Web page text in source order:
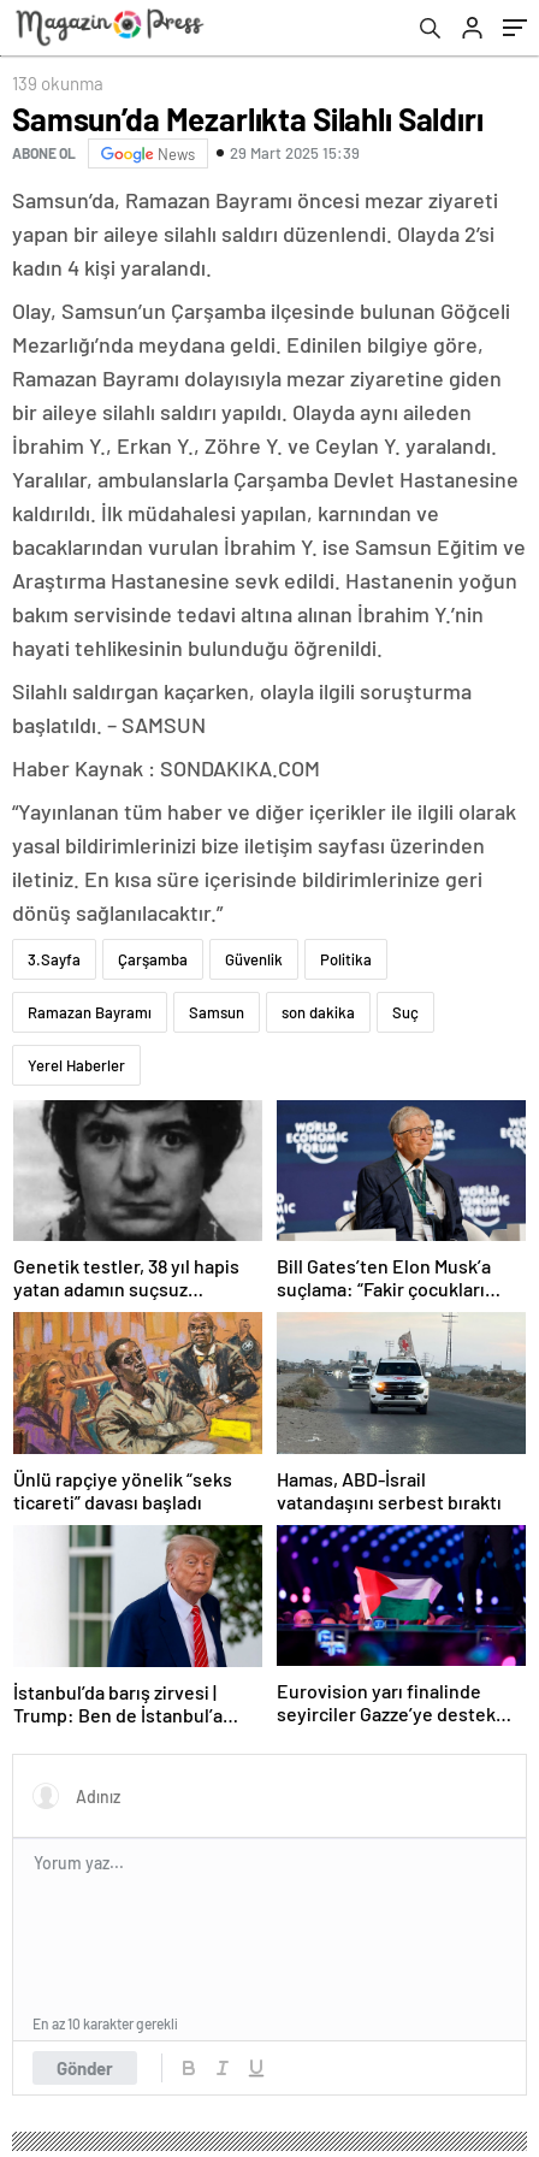
139 okunma
Samsun’da Mezarlıkta Silahlı Saldırı
ABONE OL News 29 Mart 2025 15:39
Samsun’da, Ramazan Bayramı öncesi mezar ziyareti
yapan bir aileye silahlı saldırı düzenlendi. Olayda 2’si
kadın 4 kişi yaralandı.
Olay, Samsun’un Çarşamba ilçesinde bulunan Göğceli
Mezarlığı’nda meydana geldi. Edinilen bilgiye göre,
Ramazan Bayramı dolayısıyla mezar ziyaretine giden
bir aileye silahlı saldırı yapıldı. Olayda aynı aileden
İbrahim Y., Erkan Y., Zöhre Y. ve Ceylan Y. yaralandı.
Yaralılar, ambulanslarla Çarşamba Devlet Hastanesine
kaldırıldı. İlk müdahalesi yapılan, karnından ve
bacaklarından vurulan İbrahim Y. ise Samsun Eğitim ve
Araştırma Hastanesine sevk edildi. Hastanenin yoğun
bakım servisinde tedavi altına alınan İbrahim Y.’nin
hayati tehlikesinin bulunduğu öğrenildi.
Silahlı saldırgan kaçarken, olayla ilgili soruşturma
başlatıldı. – SAMSUN
Haber Kaynak : SONDAKIKA.COM
“Yayınlanan tüm haber ve diğer içerikler ile ilgili olarak
yasal bildirimlerinizi bize iletişim sayfası üzerinden
iletiniz. En kısa süre içerisinde bildirimlerinize geri
dönüş sağlanılacaktır.”
3.Sayfa Çarşamba Güvenlik Politika
Ramazan Bayramı Samsun son dakika Suç
Yerel Haberler
Genetik testler, 38 yıl hapis
yatan adamın suçsuz
olduğunu ortaya çıkardı
Bill Gates’ten Elon Musk’a
suçlama: “Fakir çocukları
öldürdü”
Ünlü rapçiye yönelik “seks
ticareti” davası başladı
Hamas, ABD-İsrail
vatandaşını serbest bıraktı
İstanbul’da barış zirvesi |
Trump: Ben de İstanbul’a
Eurovision yarı finalinde
seyirciler Gazze’ye destek
Gönder
En az 10 karakter gerekli